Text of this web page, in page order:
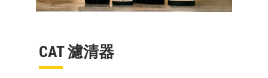
CAT 濾清器